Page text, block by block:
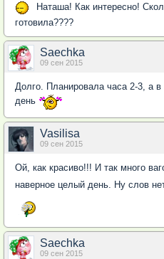
Наташа! Как интересно!
готовила????
Saechka
09 сен 2015
Долго. Планировала часа 2-3, а в
день
Vasilisa
09 сен 2015
Ой, как красиво!!! И так много
наверное целый день. Ну слов
Saechka
09 сен 2015